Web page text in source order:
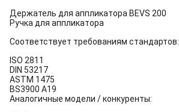
Держатель для аппликатора BEVS 200
Ручка для аппликатора
Соответствует требованиям стандартов:
ISO 2811
DIN 53217
ASTM 1475
BS3900 A19
Аналогичные модели / конкуренты: